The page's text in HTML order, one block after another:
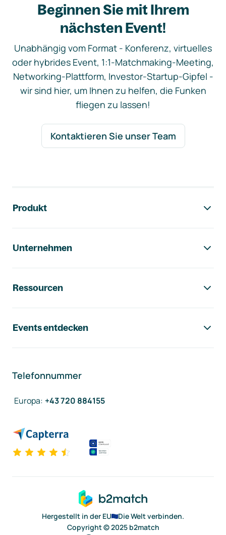
Beginnen Sie mit Ihrem
nächsten Event!
Unabhängig vom Format - Konferenz, virtuelles
oder hybrides Event, 1:1-Matchmaking-Meeting,
Networking-Plattform, Investor-Startup-Gipfel -
wir sind hier, um Ihnen zu helfen, die Funken
fliegen zu lassen!
Kontaktieren Sie unser Team
Produkt
Unternehmen
Ressourcen
Events entdecken
Telefonnummer
Europa: +43 720 884155
Hergestellt in der EU
Die Welt verbinden.
Copyright © 2025 b2match